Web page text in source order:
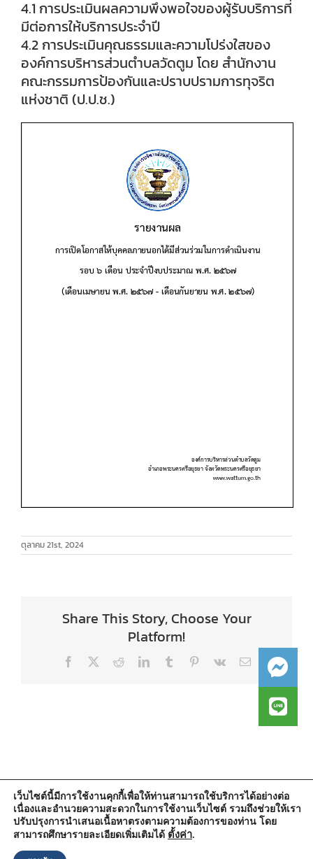
4.1 การประเมินผลความพึงพอใจของผู้รับบริการที่
มีต่อการให้บริการประจำปี
4.2 การประเมินคุณธรรมและความโปร่งใสของ
องค์การบริหารส่วนตำบลวัดตูม โดย สำนักงาน
คณะกรรมการป้องกันและปราบปรามการทุจริต
แห่งชาติ (ป.ป.ช.)
ตุลาคม 21st, 2024
Share This Story, Choose Your
Platform!
Facebook RedditLinkedInTumblr Pinterest
Vk Email
สำนักงานองค์การบริหารส่วนตำบลวัดตูม
หมู่ที่ 5 ตำบลวัดตูม อำเภอพระนครศรีอยุธยา จังหวัดพระนครศรีอยุธยา
13000
เว็บไซต์นี้มีการใช้งานคุกกี้เพื่อให้ท่านสามารถใช้บริการได้อย่างต่อ
เนื่องและอำนวยความสะดวกในการใช้งานเว็บไซต์ รวมถึงช่วยให้เรา
ปรับปรุงการนำเสนอเนื้อหาตรงตามความต้องการของท่าน โดย
สามารถศึกษารายละเอียดเพิ่มเติมได้ ตั้งค่า.